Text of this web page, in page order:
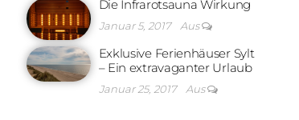
Die Infrarotsauna Wirkung
Januar 5, 2017 Aus
Exklusive Ferienhäuser Sylt
– Ein extravaganter Urlaub
Januar 25, 2017 Aus